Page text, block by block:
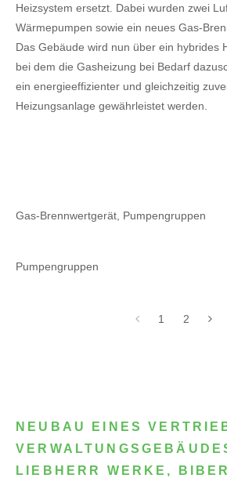
Heizsystem ersetzt. Dabei wurden zwei
Wärmepumpen sowie ein neues Gas-
Das Gebäude wird nun über ein hybrides
bei dem die Gasheizung bei Bedarf
ein energieeffizienter und gleichzeitig
Heizungsanlage gewährleistet werden.
Gas-Brennwertgerät, Pumpengruppen
Pumpengruppen
1 2
NEUBAU EINES
LIEBHERR WERKE,